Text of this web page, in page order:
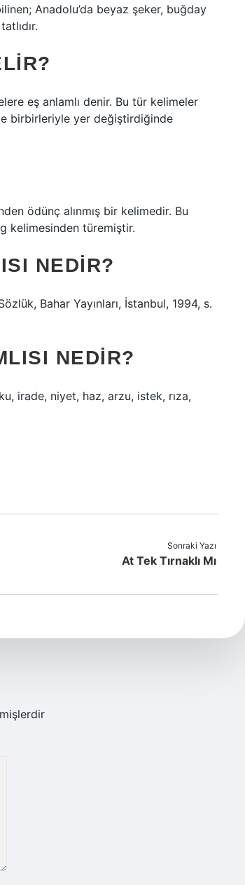
Anadolu’da beyaz şeker, buğday
eş anlamlı denir. Bu tür kelimeler
birbirleriyle yer değiştirdiğinde
kelimesinden türemiştir.
NEDIR?
Bahar Yayınları, İstanbul, 1994, s.
NEDIR?
irade, niyet, haz, arzu, istek, rıza,
Sonraki Yazı
At Tek Tırnaklı Mı